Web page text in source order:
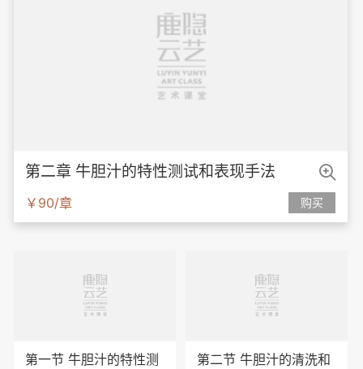
第二章 牛胆汁的特性测试和表现手法
￥90/章 购买

第一节 牛胆汁的特性测
第二节 牛胆汁的清洗和